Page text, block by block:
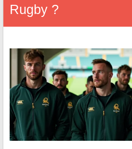
Rugby ?